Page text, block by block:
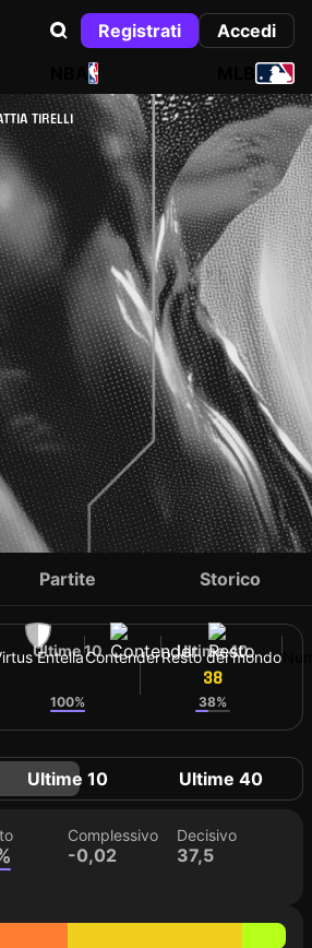
Registrati
Accedi
NBA
TIRELLI
EntellaContenderResto del mondo
Partite Storico
Ultime 10
100%
Ultime 40
38
38%
Ultime 10 Ultime 40
Complessivo
-0,02
Decisivo
37,5